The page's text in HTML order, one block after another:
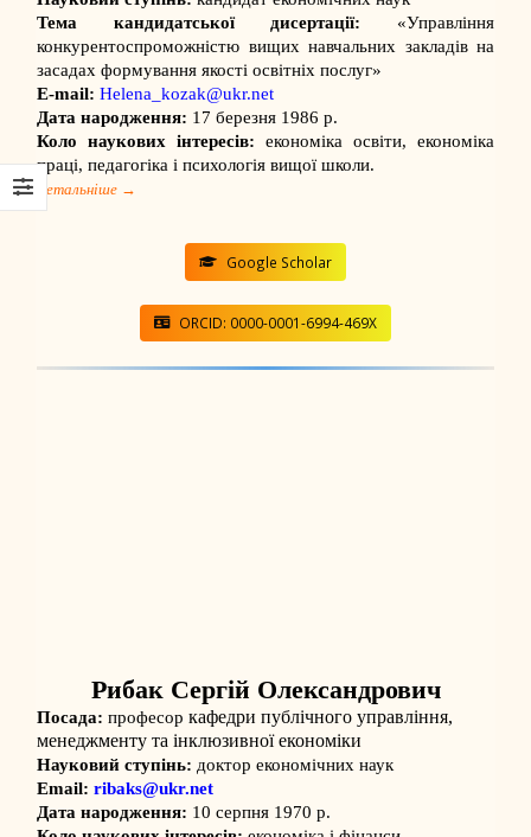
Тема кандидатської дисертації: «Управління
конкурентоспроможністю вищих навчальних закладів на
засадах формування якості освітніх послуг»
E-mail: Helena_kozak@ukr.net
Дата народження: 17 березня 1986 р.
Коло наукових інтересів: економіка освіти, економіка
праці, педагогіка і психологія вищої школи.
Детальніше →
Google Scholar
ORCID: 0000-0001-6994-469X
Рибак Сергій Олександрович
Посада: професор кафедри публічного управління,
менеджменту та інклюзивної економіки
Науковий ступінь: доктор економічних наук
Email: ribaks@ukr.net
Дата народження: 10 серпня 1970 р.